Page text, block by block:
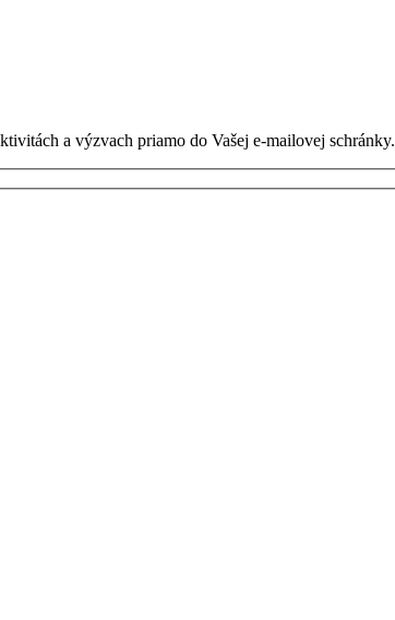
a výzvach priamo do Vašej e-mailovej schránky.